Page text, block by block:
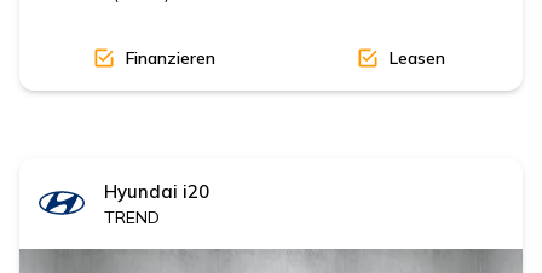
Finanzieren Leasen
Hyundai i20
TREND